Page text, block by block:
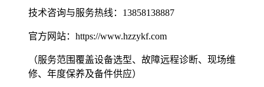
技术咨询与服务热线：13858138887
官方网站：https://www.hzzykf.com
（服务范围覆盖设备选型、故障远程诊断、现场维
修、年度保养及备件供应）